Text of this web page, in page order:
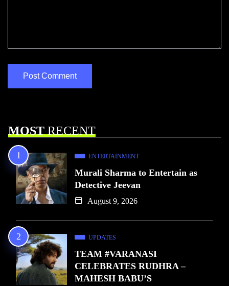
MOSTRECENT
ENTERTAINMENT
Murali Sharma to Entertain as
Detective Jeevan
August 9, 2026
UPDATES
TEAM #VARANASI
CELEBRATES RUDHRA –
MAHESH BABU’S